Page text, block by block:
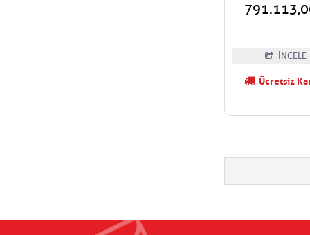
İNCELE
Ücretsiz